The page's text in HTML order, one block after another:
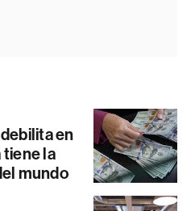
en
tiene la
mundo